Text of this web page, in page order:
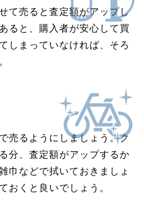
て売ると査定額がアップし
ると、購入者が安心して買
しまっていなければ、そろ
売るようにしましょう。ク
分、査定額がアップするか
巾などで拭いておきましょ
おくと良いでしょう。